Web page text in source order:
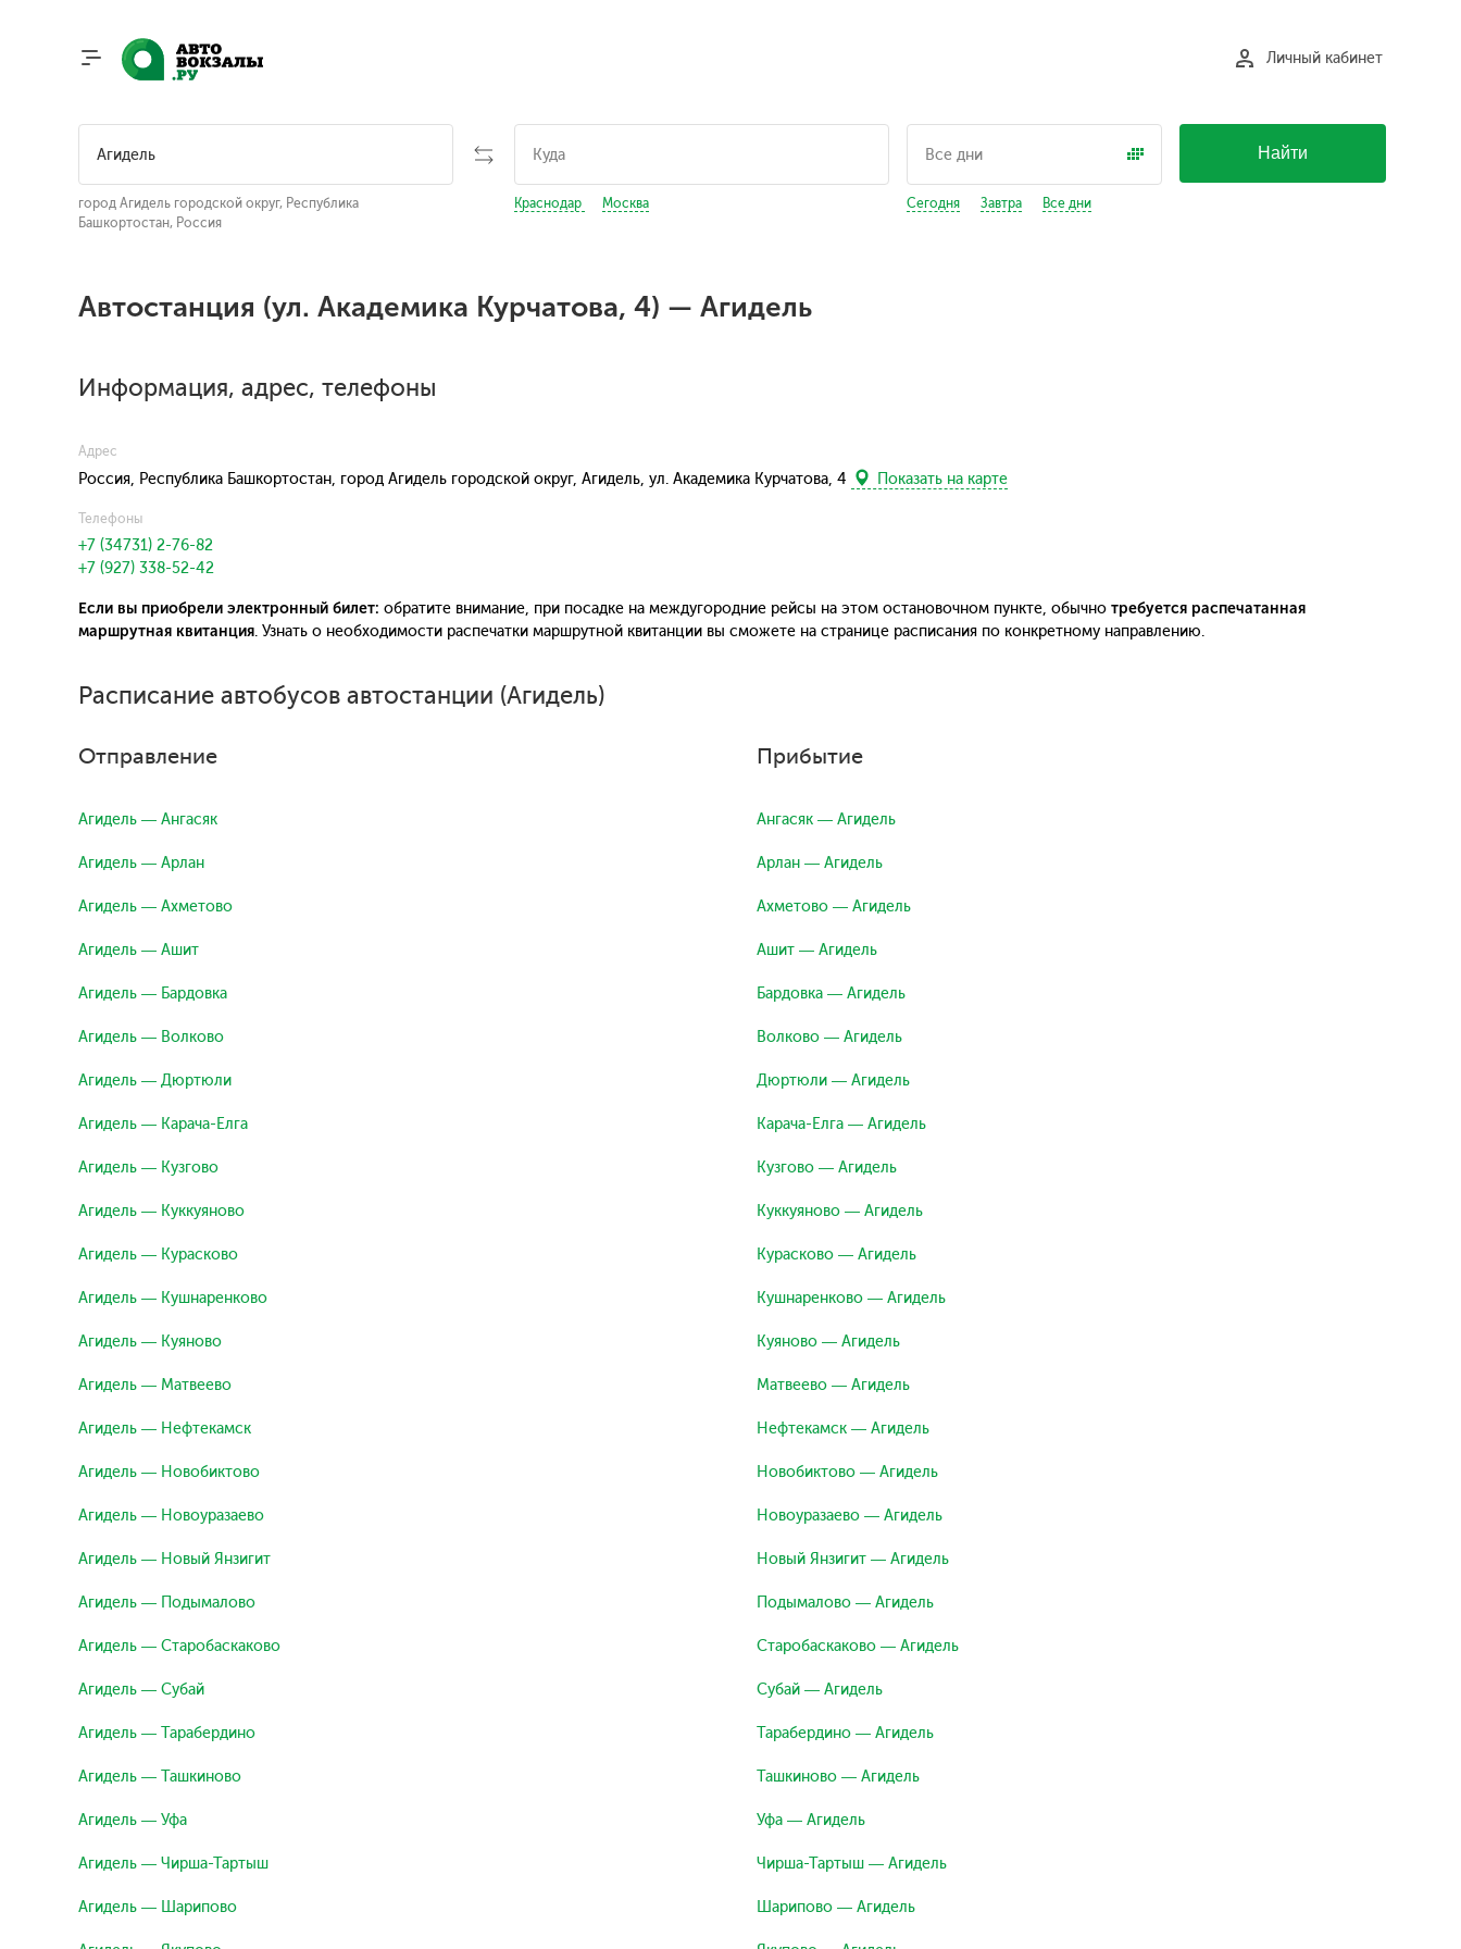
Личный кабинет
город Агидель городской округ, Республика
Башкортостан, Россия
Краснодар Москва Сегодня Завтра Все дни
Найти
Автостанция (ул. Академика Курчатова, 4) — Агидель
Информация, адрес, телефоны
Адрес
Россия, Республика Башкортостан, город Агидель городской округ, Агидель, ул. Академика Курчатова, 4 Показать на карте
Телефоны
+7 (34731) 2-76-82
+7 (927) 338-52-42
Если вы приобрели электронный билет: обратите внимание, при посадке на междугородние рейсы на этом остановочном пункте, обычно требуется распечатанная
маршрутная квитанция. Узнать о необходимости распечатки маршрутной квитанции вы сможете на странице расписания по конкретному направлению.
Расписание автобусов автостанции (Агидель)
Отправление
Агидель — Ангасяк
Агидель — Арлан
Агидель — Ахметово
Агидель — Ашит
Агидель — Бардовка
Агидель — Волково
Агидель — Дюртюли
Агидель — Карача-Елга
Агидель — Кузгово
Агидель — Куккуяново
Агидель — Курасково
Агидель — Кушнаренково
Агидель — Куяново
Агидель — Матвеево
Агидель — Нефтекамск
Агидель — Новобиктово
Агидель — Новоуразаево
Агидель — Новый Янзигит
Агидель — Подымалово
Агидель — Старобаскаково
Агидель — Субай
Агидель — Тарабердино
Агидель — Ташкиново
Агидель — Уфа
Агидель — Чирша-Тартыш
Агидель — Шарипово
Прибытие
Ангасяк — Агидель
Арлан — Агидель
Ахметово — Агидель
Ашит — Агидель
Бардовка — Агидель
Волково — Агидель
Дюртюли — Агидель
Карача-Елга — Агидель
Кузгово — Агидель
Куккуяново — Агидель
Курасково — Агидель
Кушнаренково — Агидель
Куяново — Агидель
Матвеево — Агидель
Нефтекамск — Агидель
Новобиктово — Агидель
Новоуразаево — Агидель
Новый Янзигит — Агидель
Подымалово — Агидель
Старобаскаково — Агидель
Субай — Агидель
Тарабердино — Агидель
Ташкиново — Агидель
Уфа — Агидель
Чирша-Тартыш — Агидель
Шарипово — Агидель